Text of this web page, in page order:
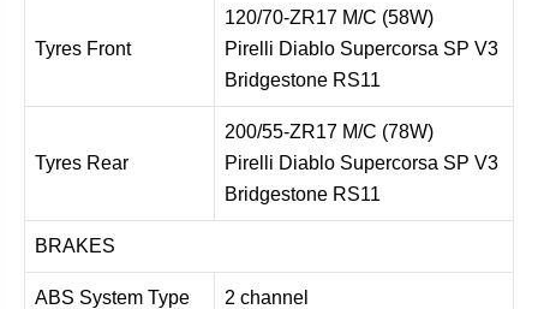
Tyres Front
120/70-ZR17 M/C (58W)
Pirelli Diablo Supercorsa SP V3
Bridgestone RS11
Tyres Rear
200/55-ZR17 M/C (78W)
Pirelli Diablo Supercorsa SP V3
Bridgestone RS11
BRAKES
ABS System Type 2 channel